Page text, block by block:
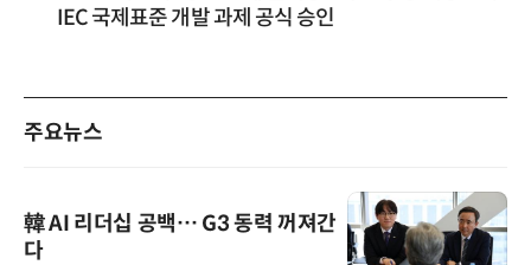
IEC 국제표준 개발 과제 공식 승인
주요뉴스
韓 AI 리더십 공백… G3 동력 꺼져간
다